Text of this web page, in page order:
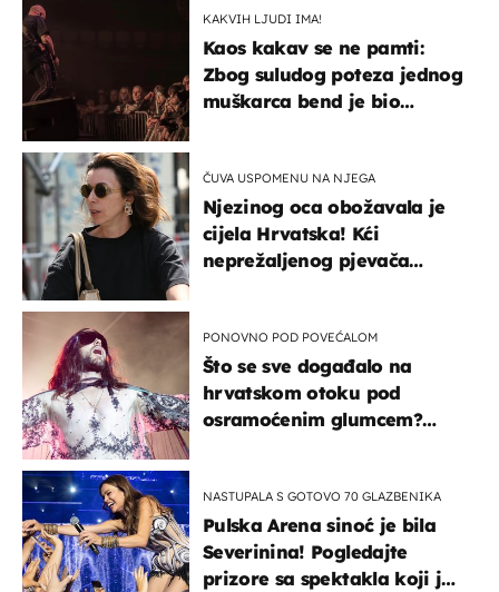
KAKVIH LJUDI IMA!
Kaos kakav se ne pamti:
Zbog suludog poteza jednog
muškarca bend je bio
ČUVA USPOMENU NA NJEGA
Njezinog oca obožavala je
cijela Hrvatska! Kći
neprežaljenog pjevača
PONOVNO POD POVEĆALOM
Što se sve događalo na
hrvatskom otoku pod
osramoćenim glumcem?
NASTUPALA S GOTOVO 70 GLAZBENIKA
Pulska Arena sinoć je bila
Severinina! Pogledajte
prizore sa spektakla koji je